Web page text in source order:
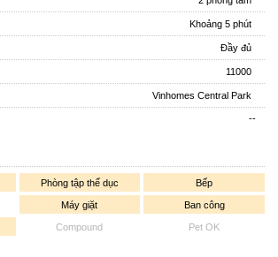
Khoảng 5 phút
Đầy đủ
11000
Vinhomes Central Park
--
Phòng tập thể dục Bếp
Máy giặt Ban công
Compound Pet OK